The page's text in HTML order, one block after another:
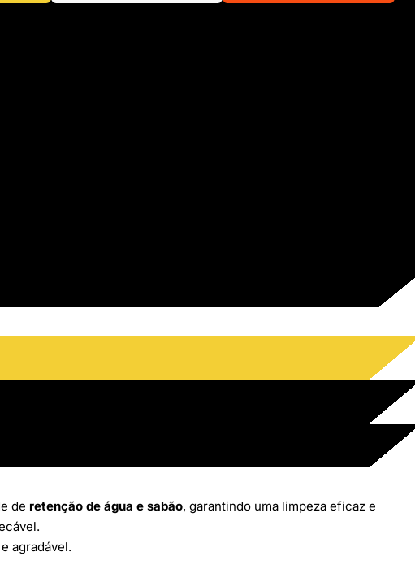
de retenção de água e sabão, garantindo uma limpeza eficaz e
agradável.